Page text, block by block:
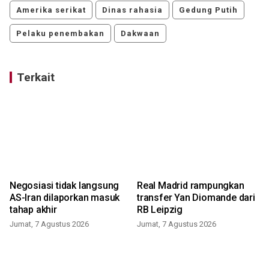
Amerika serikat Dinas rahasia Gedung Putih
Pelaku penembakan Dakwaan
Terkait
Negosiasi tidak langsung
AS-Iran dilaporkan masuk
tahap akhir
Jumat, 7 Agustus 2026
Real Madrid rampungkan
transfer Yan Diomande dari
RB Leipzig
Jumat, 7 Agustus 2026